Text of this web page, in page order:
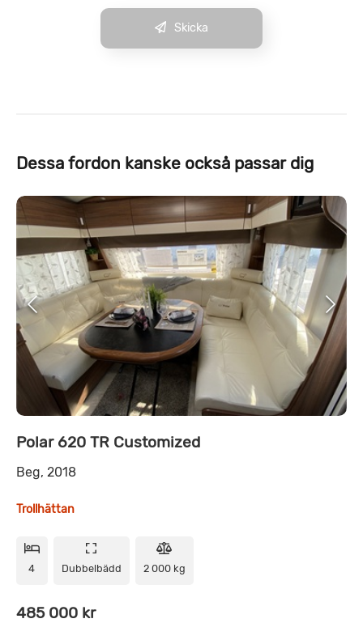
Skicka
Dessa fordon kanske också passar dig
Polar 620 TR Customized
Beg, 2018
Trollhättan
4 Dubbelbädd 2 000 kg
485 000 kr